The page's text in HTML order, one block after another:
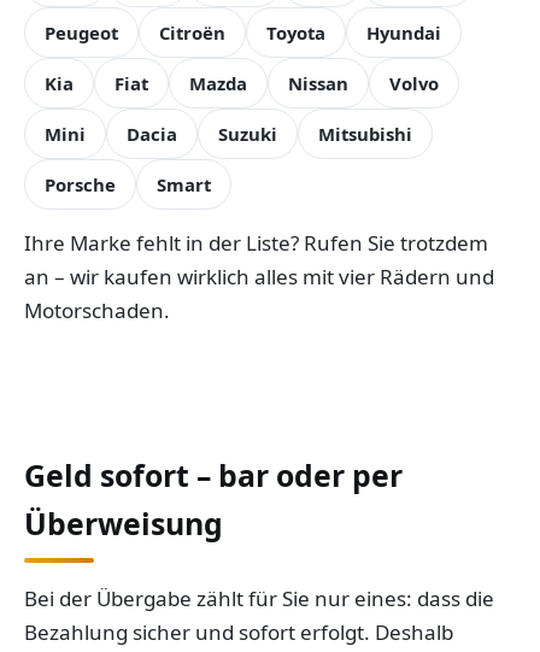
Peugeot Citroën Toyota Hyundai
Kia Fiat Mazda Nissan Volvo
Mini Dacia Suzuki Mitsubishi
Porsche Smart
Ihre Marke fehlt in der Liste? Rufen Sie trotzdem
an – wir kaufen wirklich alles mit vier Rädern und
Motorschaden.
Geld sofort – bar oder per
Überweisung
Bei der Übergabe zählt für Sie nur eines: dass die
Bezahlung sicher und sofort erfolgt. Deshalb